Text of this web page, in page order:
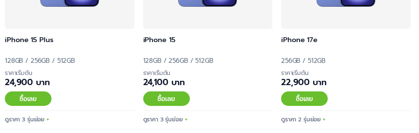
iPhone 15 Plus
128GB / 256GB / 512GB
ราคาเริ่มต้น
24,900 บาท
ซื้อเลย
ดูราคา 3 รุ่นย่อย
iPhone 15
128GB / 256GB / 512GB
ราคาเริ่มต้น
24,100 บาท
ซื้อเลย
ดูราคา 3 รุ่นย่อย
iPhone 17e
256GB / 512GB
ราคาเริ่มต้น
22,900 บาท
ซื้อเลย
ดูราคา 2 รุ่นย่อย